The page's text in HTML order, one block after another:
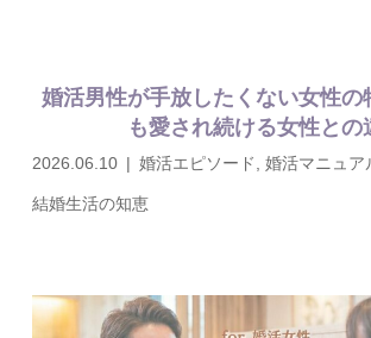
婚活男性が手放したくない女性の
も愛され続ける女性との
2026.06.10 婚活エピソード ,婚活マニュア
結婚生活の知恵